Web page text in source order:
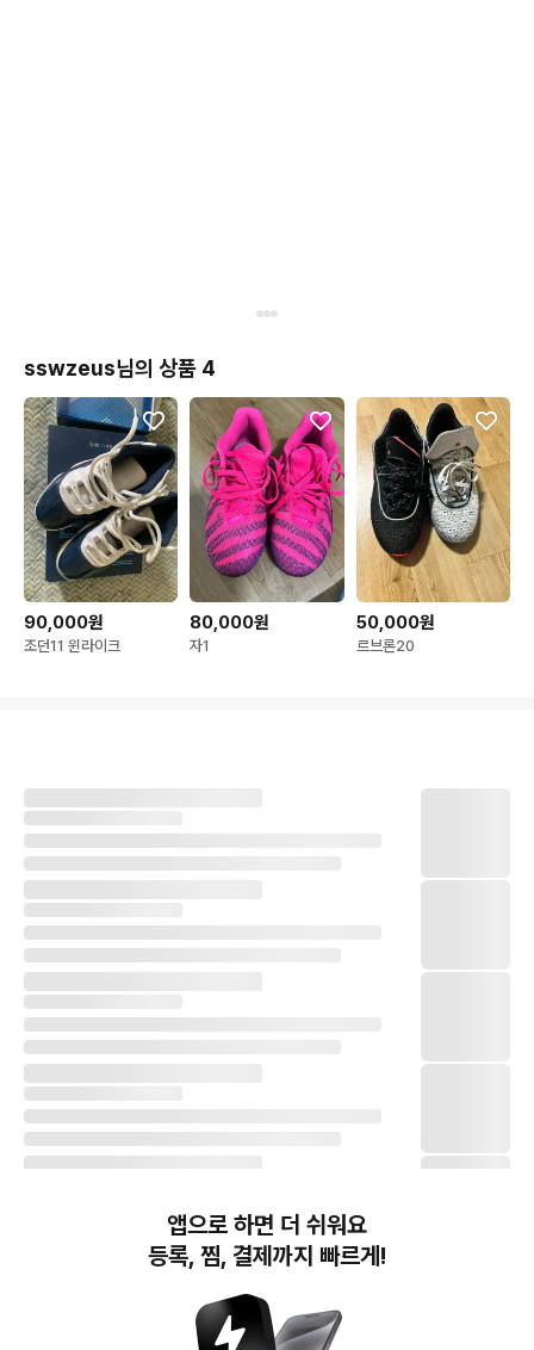
sswzeus님의 상품 4
90,000원
조던11 윈라이크
80,000원
자1
50,000원
르브론20
앱으로 하면 더 쉬워요
등록, 찜, 결제까지 빠르게!